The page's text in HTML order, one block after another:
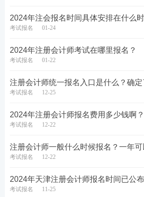
(一)考试时间。
2023 年 8 月 25 日(星期五)
08:30-11:30 会计(第一场)
17:00-19:00 经济法(第一场)
2023 年 8 月 26 日(星期六)
08:30-11:00 财务成本管理(第一场)
2024年注会报名时间具体安排在什么
考试报名 01-24
2024年注册会计师考试在哪里报名？
考试报名 01-22
注册会计师统一报名入口是什么？确定
考试报名 12-25
2024年注册会计师报名费用多少钱啊
考试报名 12-22
注册会计师一般什么时候报名？一年可
考试报名 12-22
2024年天津注册会计师报名时间已公布
考试报名 11-25